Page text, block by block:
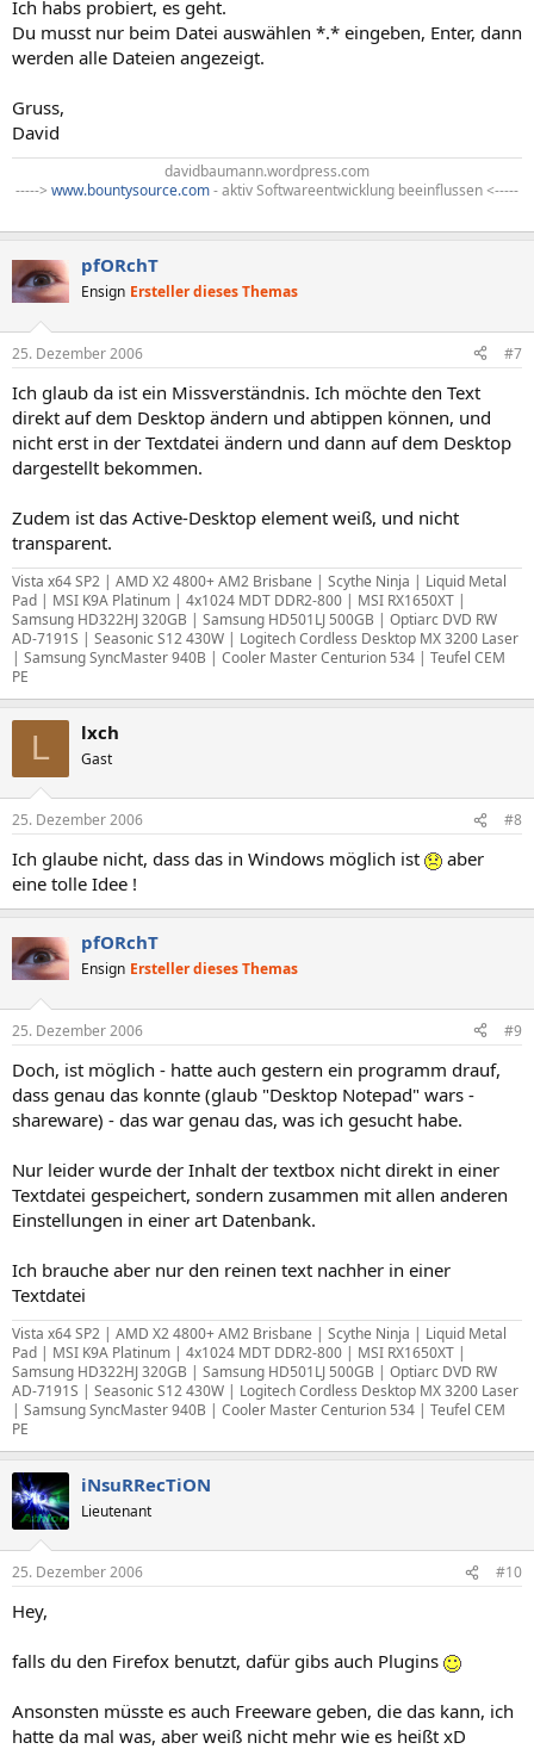
Ich habs probiert, es geht.
Du musst nur beim Datei auswählen *.* eingeben, Enter, dann
werden alle Dateien angezeigt.
Gruss,
David
davidbaumann.wordpress.com
-----> www.bountysource.com- aktiv Softwareentwicklung beeinflussen <-----
pfORchT
Ensign Ersteller dieses Themas
25. Dezember 2006 #7
Ich glaub da ist ein Missverständnis. Ich möchte den Text
direkt auf dem Desktop ändern und abtippen können, und
nicht erst in der Textdatei ändern und dann auf dem Desktop
dargestellt bekommen.
Zudem ist das Active-Desktop element weiß, und nicht
transparent.
Vista x64 SP2 | AMD X2 4800+ AM2 Brisbane | Scythe Ninja | Liquid Metal
Pad | MSI K9A Platinum | 4x1024 MDT DDR2-800 | MSI RX1650XT |
Samsung HD322HJ 320GB | Samsung HD501LJ 500GB | Optiarc DVD RW
AD-7191S | Seasonic S12 430W | Logitech Cordless Desktop MX 3200 Laser
| Samsung SyncMaster 940B | Cooler Master Centurion 534 | Teufel CEM
PE
L lxch
Gast
25. Dezember 2006 #8
Ich glaube nicht, dass das in Windows möglich ist
aber
eine tolle Idee !
pfORchT
Ensign Ersteller dieses Themas
25. Dezember 2006 #9
Doch, ist möglich - hatte auch gestern ein programm drauf,
dass genau das konnte (glaub "Desktop Notepad" wars -
shareware) - das war genau das, was ich gesucht habe.
Nur leider wurde der Inhalt der textbox nicht direkt in einer
Textdatei gespeichert, sondern zusammen mit allen anderen
Einstellungen in einer art Datenbank.
Ich brauche aber nur den reinen text nachher in einer
Textdatei
Vista x64 SP2 | AMD X2 4800+ AM2 Brisbane | Scythe Ninja | Liquid Metal
Pad | MSI K9A Platinum | 4x1024 MDT DDR2-800 | MSI RX1650XT |
Samsung HD322HJ 320GB | Samsung HD501LJ 500GB | Optiarc DVD RW
AD-7191S | Seasonic S12 430W | Logitech Cordless Desktop MX 3200 Laser
| Samsung SyncMaster 940B | Cooler Master Centurion 534 | Teufel CEM
PE
iNsuRRecTiON
Lieutenant
25. Dezember 2006 #10
Hey,
falls du den Firefox benutzt, dafür gibs auch Plugins
Ansonsten müsste es auch Freeware geben, die das kann, ich
hatte da mal was, aber weiß nicht mehr wie es heißt xD